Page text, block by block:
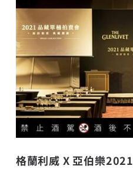
格蘭利威 X亞伯樂2021